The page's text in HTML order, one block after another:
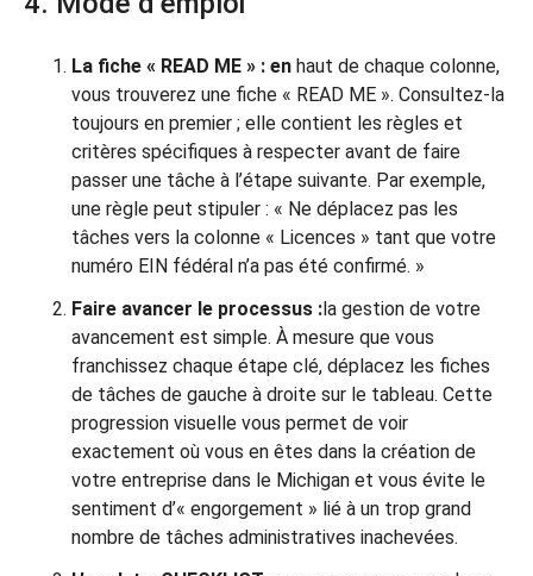
La fiche « READ ME » : en haut de chaque colonne,
vous trouverez une fiche « READ ME ». Consultez-la
toujours en premier ; elle contient les règles et
critères spécifiques à respecter avant de faire
passer une tâche à l’étape suivante. Par exemple,
une règle peut stipuler : « Ne déplacez pas les
tâches vers la colonne « Licences » tant que votre
numéro EIN fédéral n’a pas été confirmé. »
Faire avancer le processus : la gestion de votre
avancement est simple. À mesure que vous
franchissez chaque étape clé, déplacez les fiches
de tâches de gauche à droite sur le tableau. Cette
progression visuelle vous permet de voir
exactement où vous en êtes dans la création de
votre entreprise dans le Michigan et vous évite le
sentiment d’« engorgement » lié à un trop grand
nombre de tâches administratives inachevées.